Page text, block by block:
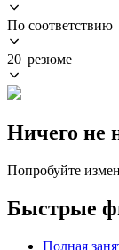
По соответствию
20 резюме
Ничего не
Попробуйте
Быстрые
Полная